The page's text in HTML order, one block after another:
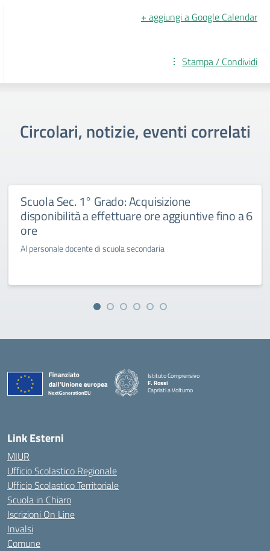
+ aggiungi a Google Calendar
Stampa / Condividi
Circolari, notizie, eventi correlati
Scuola Sec. 1° Grado: Acquisizione
disponibilità a effettuare ore aggiuntive fino a 6
ore
Al personale docente di scuola secondaria
Istituto Comprensivo
F. Rossi
Capriati a Volturno
— Visita la pagina iniziale della scuola
Link Esterni
MIUR
Ufficio Scolastico Regionale
Ufficio Scolastico Territoriale
Scuola in Chiaro
Iscrizioni On Line
Invalsi
Comune